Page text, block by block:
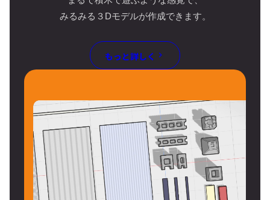
みるみる３Dモデルが作成できます。
もっと詳しく